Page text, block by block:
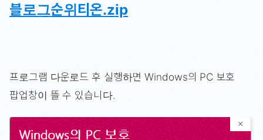
블로그순위티온.zip
프로그램 다운로드 후 실행하면 Windows의 PC 보호
팝업창이 뜰 수 있습니다.